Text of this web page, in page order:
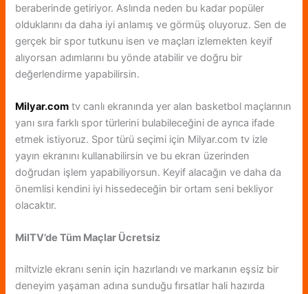
beraberinde getiriyor. Aslında neden bu kadar popüler
olduklarını da daha iyi anlamış ve görmüş oluyoruz. Sen de
gerçek bir spor tutkunu isen ve maçları izlemekten keyif
alıyorsan adımlarını bu yönde atabilir ve doğru bir
değerlendirme yapabilirsin.
Milyar.com tv canlı ekranında yer alan basketbol maçlarının
yanı sıra farklı spor türlerini bulabileceğini de ayrıca ifade
etmek istiyoruz. Spor türü seçimi için Milyar.com tv izle
yayın ekranını kullanabilirsin ve bu ekran üzerinden
doğrudan işlem yapabiliyorsun. Keyif alacağın ve daha da
önemlisi kendini iyi hissedeceğin bir ortam seni bekliyor
olacaktır.
MilTV’de Tüm Maçlar Ücretsiz
miltvizle ekranı senin için hazırlandı ve markanın eşsiz bir
deneyim yaşaman adına sunduğu fırsatlar hali hazırda